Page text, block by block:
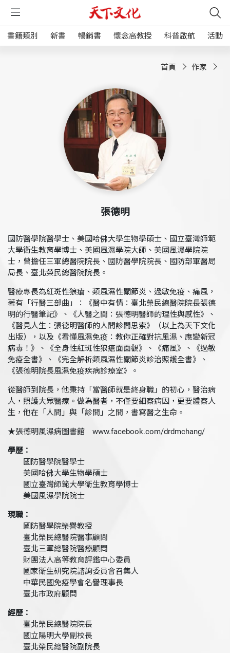
書籍類別 新書 暢銷書 懷念高教授 科普啟航 活動
首頁 作家
張德明
國防醫學院醫學士、美國哈佛大學生物學碩士、國立臺灣師範
大學衛生教育學博士、美國風濕學院大師、美國風濕學院院
士，曾擔任三軍總醫院院長、國防醫學院院長、國防部軍醫局
局長、臺北榮民總醫院院長。
醫療專長為紅斑性狼瘡、類風濕性關節炎、過敏免疫、痛風，
著有「行醫三部曲」：《醫中有情：臺北榮民總醫院院長張德
明的行醫筆記》、《人醫之間：張德明醫師的理性與感性》、
《醫見人生：張德明醫師的人間診間思索》（以上為天下文化
出版），以及《看懂風濕免疫：教你正確對抗風濕、應變新冠
病毒！》、《全身性紅斑性狼瘡面面觀》、《痛風》、《過敏
免疫全書》、《完全解析類風濕性關節炎診治照護全書》、
《張德明院長風濕免疫疾病診療室》。
從醫師到院長，他秉持「當醫師就是終身職」的初心，醫治病
人，照護大眾醫療。做為醫者，不僅要細察病因，更要體察人
生，他在「人間」與「診間」之間，書寫醫之生命。
★張德明風濕病圖書館 www.facebook.com/drdmchang/
學歷：
國防醫學院醫學士
美國哈佛大學生物學碩士
國立臺灣師範大學衛生教育學博士
美國風濕學院院士
現職：
國防醫學院榮譽教授
臺北榮民總醫院醫事顧問
臺北三軍總醫院醫療顧問
財團法人高等教育評鑑中心委員
國家衛生研究院諮詢委員會召集人
中華民國免疫學會名譽理事長
臺北市政府顧問
經歷：
臺北榮民總醫院院長
國立陽明大學副校長
臺北榮民總醫院副院長